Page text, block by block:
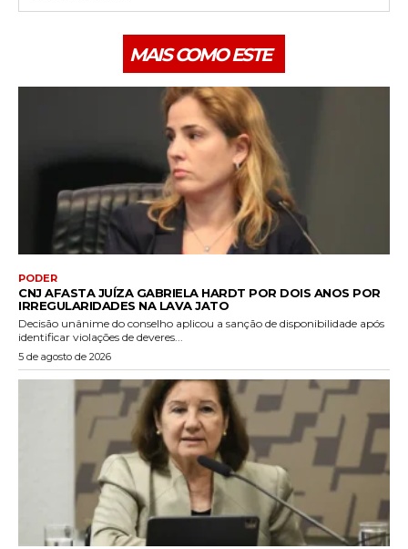
MAIS COMO ESTE
PODER
CNJ AFASTA JUÍZA GABRIELA HARDT POR DOIS ANOS POR
IRREGULARIDADES NA LAVA JATO
Decisão unânime do conselho aplicou a sanção de disponibilidade após
identificar violações de deveres...
5 de agosto de 2026